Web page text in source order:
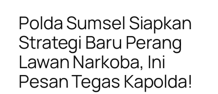
Polda Sumsel Siapkan
Strategi Baru Perang
Lawan Narkoba, Ini
Pesan Tegas Kapolda!